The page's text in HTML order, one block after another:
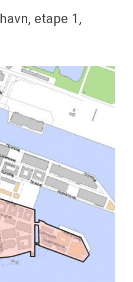
etape 1,